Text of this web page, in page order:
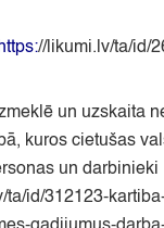
https://likumi.lv/ta/id/
un uzskaita
kuros cietušas
un darbinieki
ta/id/312123-